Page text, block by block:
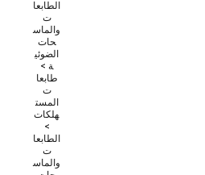
الطابعا
ت
والماس
حات
الضوئي
ة >
طابعا
ت
المست
هلكات
>
الطابعا
ت
والماس